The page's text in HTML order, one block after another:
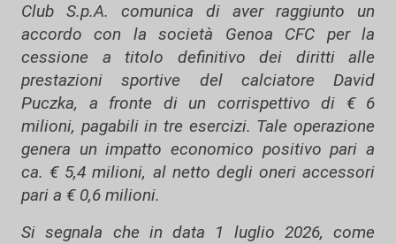
Club S.p.A. comunica di aver raggiunto un
accordo con la società Genoa CFC per la
cessione a titolo definitivo dei diritti alle
prestazioni sportive del calciatore David
Puczka, a fronte di un corrispettivo di € 6
milioni, pagabili in tre esercizi. Tale operazione
genera un impatto economico positivo pari a
ca. € 5,4 milioni, al netto degli oneri accessori
pari a € 0,6 milioni.
Si segnala che in data 1 luglio 2026, come